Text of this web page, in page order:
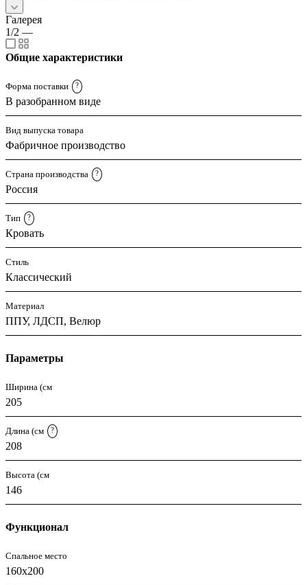
Галерея
1/2 —
Общие характеристики
Форма поставки ?
В разобранном виде
Вид выпуска товара
Фабричное производство
Страна производства ?
Россия
Тип ?
Кровать
Стиль
Классический
Материал
ППУ, ЛДСП, Велюр
Параметры
Ширина (см
205
Длина (см ?
208
Высота (см
146
Функционал
Спальное место
160x200